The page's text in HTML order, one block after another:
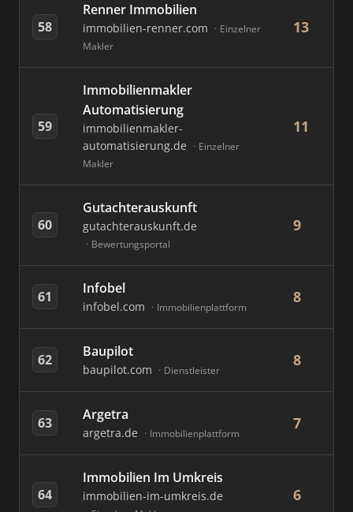
58
Renner Immobilien
immobilien-renner.com
Einzelner
Makler
13
59
Immobilienmakler
Automatisierung
immobilienmakler-
automatisierung.de
Einzelner
Makler
11
60
Gutachterauskunft
gutachterauskunft.de
Bewertungsportal
9
61 Infobel
infobel.com Immobilienplattform
8
62 Baupilot
baupilot.com Dienstleister
8
63 Argetra
argetra.de Immobilienplattform
7
64
Immobilien Im Umkreis
immobilien-im-umkreis.de 6